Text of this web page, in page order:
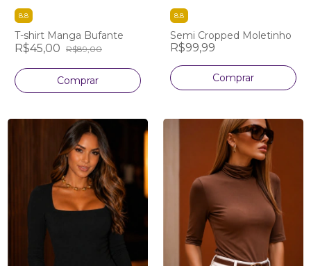
8.8
T-shirt Manga Bufante
R$45,00 R$89,00
Comprar
8.8
Semi Cropped Moletinho
R$99,99
Comprar